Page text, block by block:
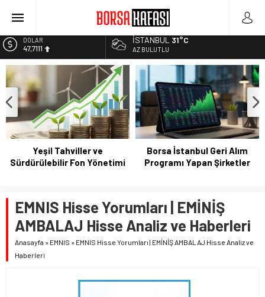
Kayseri Şeker Fabrika İnşaatının Temelini Atıyor
Bitcoin Halving Sonrası Kripto Para Piyasası
2027 Borsa Yatırımları: Akıllı Portföy Stratejileri
EURO
55,1881
6.660,55
BİST
13.779,39
DOLAR
47,7111
İSTANBUL 31°C
AZ BULUTLU
Yeşil Tahviller ve
Sürdürülebilir Fon Yönetimi
Borsa İstanbul Geri Alım
Programı Yapan Şirketler
EMNIS Hisse Yorumları | EMİNİŞ
AMBALAJ Hisse Analiz ve Haberleri
Anasayfa » EMNIS » EMNIS Hisse Yorumları | EMİNİŞ AMBALAJ Hisse Analiz ve
Haberleri